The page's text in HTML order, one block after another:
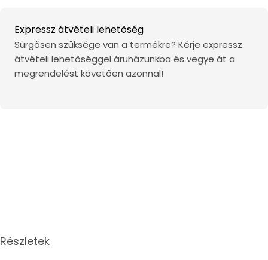
Expressz átvételi lehetőség
Sürgősen szüksége van a termékre? Kérje expressz
átvételi lehetőséggel áruházunkba és vegye át a
megrendelést követően azonnal!
Részletek